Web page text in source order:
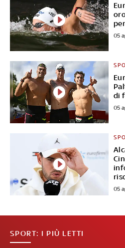
05
di
05
05
SPORT: I PIÙ LETTI